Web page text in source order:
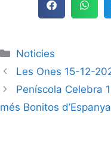
Noticies
Les Ones 15-12-
Peníscola Celebra
més Bonitos d’Espanya